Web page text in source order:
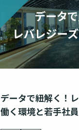
データで紐解く！
働く環境と若手社